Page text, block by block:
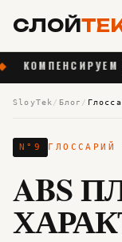
СЛОЙ
SloyTek / Блог /
N° 9 ГЛОССАРИЙ
ABS